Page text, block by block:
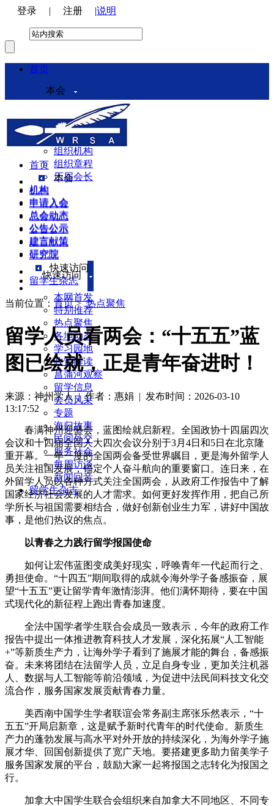
登录 | 注册 |说明
首页
本会
本会介绍
领导机构
理事会
组织机构
组织章程
历届会长
机构
申请入会
总会动态
公告公示
建言献策
研究院
快速访问
本网首发
特别推荐
热点聚焦
各地动态
学习园地
政策解读
菖蒲河观察
留学信息
会员风采
专题
海归故事
民间外交
服务社会
每周访谈
新闻回音
留学生杂志
首页
本会
机构
申请入会
总会动态
公告公示
建言献策
研究院
快速访问
留学生杂志
当前位置： 首页>热点聚焦
留学人员看两会：“十五五”蓝
图已绘就，正是青年奋进时！
来源：神州学人 | 作者：惠娟 | 发布时间：2026-03-10
13:17:52
春满神州迎盛会，蓝图绘就启新程。全国政协十四届四次
会议和十四届全国人大四次会议分别于3月4日和5日在北京隆
重开幕。一年一度的全国两会备受世界瞩目，更是海外留学人
员关注祖国发展，锚定个人奋斗航向的重要窗口。连日来，在
外留学人员以各种方式关注全国两会，从政府工作报告中了解
国家经济社会发展的人才需求。如何更好发挥作用，把自己所
学所长与祖国需要相结合，做好创新创业生力军，讲好中国故
事，是他们热议的焦点。
以青春之力践行留学报国使命
如何让宏伟蓝图变成美好现实，呼唤青年一代起而行之、
勇担使命。“十四五”期间取得的成就令海外学子备感振奋，展
望“十五五”更让留学青年激情澎湃。他们满怀期待，要在中国
式现代化的新征程上跑出青春加速度。
全法中国学者学生联合会成员一致表示，今年的政府工作
报告中提出一体推进教育科技人才发展，深化拓展“人工智能
+”等新质生产力，让海外学子看到了施展才能的舞台，备感振
奋。未来将团结在法留学人员，立足自身专业，更加关注机器
人、数据与人工智能等前沿领域，为促进中法民间科技文化交
流合作，服务国家发展贡献青春力量。
美西南中国学生学者联谊会常务副主席张乐然表示，“十
五五”开局启新章，这是赋予新时代青年的时代使命。新质生
产力的蓬勃发展与高水平对外开放的持续深化，为海外学子施
展才华、回国创新提供了宽广天地。要搭建更多助力留美学子
服务国家发展的平台，鼓励大家一起将报国之志转化为报国之
行。
加拿大中国学生联合会组织来自加拿大不同地区、不同专